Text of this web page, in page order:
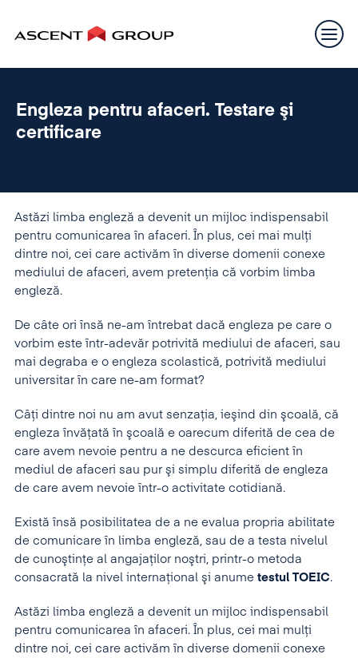
Engleza pentru afaceri. Testare şi
certificare
Astăzi limba engleză a devenit un mijloc indispensabil
pentru comunicarea în afaceri. În plus, cei mai mulţi
dintre noi, cei care activăm în diverse domenii conexe
mediului de afaceri, avem pretenţia că vorbim limba
engleză.
De câte ori însă ne-am întrebat dacă engleza pe care o
vorbim este într-adevăr potrivită mediului de afaceri, sau
mai degraba e o engleza scolastică, potrivită mediului
universitar în care ne-am format?
Câţi dintre noi nu am avut senzaţia, ieşind din şcoală, că
engleza învăţată în şcoală e oarecum diferită de cea de
care avem nevoie pentru a ne descurca eficient în
mediul de afaceri sau pur şi simplu diferită de engleza
de care avem nevoie într-o activitate cotidiană.
Există însă posibilitatea de a ne evalua propria abilitate
de comunicare în limba engleză, sau de a testa nivelul
de cunoştinţe al angajaţilor noştri, printr-o metoda
consacrată la nivel internaţional şi anume testul TOEIC.
Astăzi limba engleză a devenit un mijloc indispensabil
pentru comunicarea în afaceri. În plus, cei mai mulţi
dintre noi, cei care activăm în diverse domenii conexe